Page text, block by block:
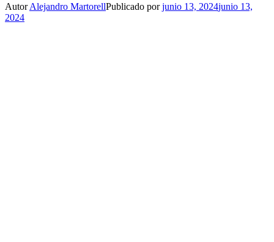
AutorAlejandro MartorellPublicado porjunio 13, 2024junio 13,
2024